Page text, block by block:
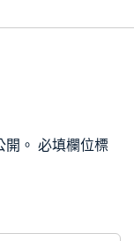
。 必填欄位標